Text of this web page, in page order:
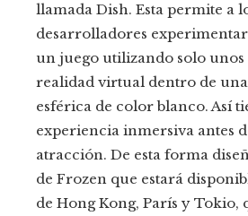
llamada Dish. Esta permite a
desarrolladores
un juego utilizando solo unos
realidad virtual dentro de
esférica de color blanco. Así
experiencia inmersiva antes
atracción. De esta forma
de Frozen que estará
de Hong Kong, París y Tokio,